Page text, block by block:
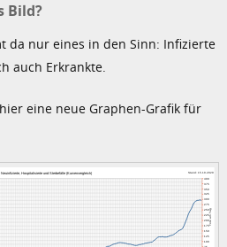
Bild?
da nur eines in den Sinn: Infizierte
auch Erkrankte.
eine neue Graphen-Grafik für